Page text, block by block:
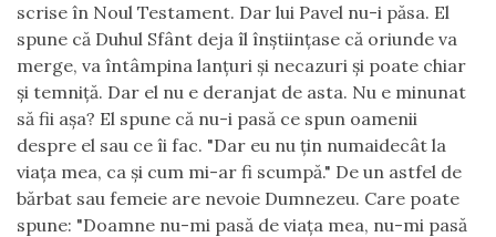
scrise în Noul Testament. Dar lui Pavel nu-i păsa. El
spune că Duhul Sfânt deja îl înştiinţase că oriunde va
merge, va întâmpina lanţuri şi necazuri şi poate chiar
şi temniţă. Dar el nu e deranjat de asta. Nu e minunat
să fii aşa? El spune că nu-i pasă ce spun oamenii
despre el sau ce îi fac. "Dar eu nu ţin numaidecât la
viaţa mea, ca şi cum mi-ar fi scumpă." De un astfel de
bărbat sau femeie are nevoie Dumnezeu. Care poate
spune: "Doamne nu-mi pasă de viaţa mea, nu-mi pasă